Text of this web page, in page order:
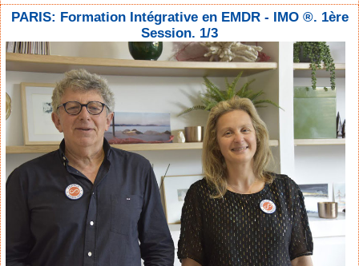
PARIS: Formation Intégrative en EMDR - IMO ®. 1ère
Session. 1/3